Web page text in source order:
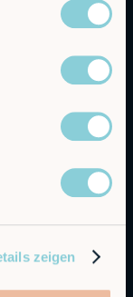
zeigen